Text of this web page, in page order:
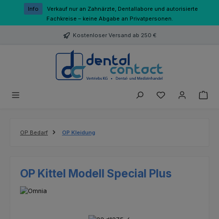
Zum Hauptinhalt springen
Info
Verkauf nur an Zahnärzte, Dentallabore und autorisierte
Fachkreise – keine Abgabe an Privatpersonen.
Kostenloser Versand ab 250 €
Du hast 0
OP Bedarf OP Kleidung
OP Kittel Modell Special Plus